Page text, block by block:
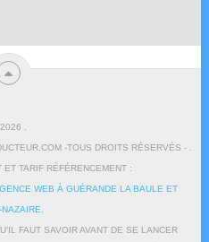
-TOUS DROITS RÉSERVÉS - .
TARIF RÉFÉRENCEMENT :
WEB À GUÉRANDE LA BAULE ET
NAZAIRE
FAUT SAVOIR AVANT DE SE LANCER